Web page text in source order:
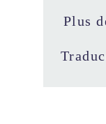
Plus